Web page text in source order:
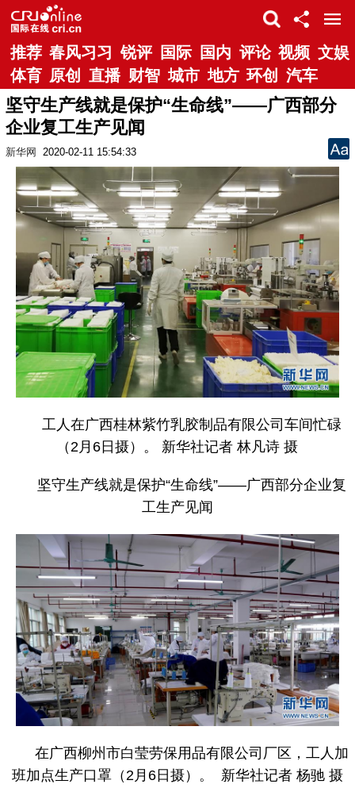
推荐 春风习习 锐评 国际 国内 评论 视频 文娱
体育 原创 直播 财智 城市 地方 环创 汽车
坚守生产线就是保护“生命线”——广西部分
企业复工生产见闻
新华网 2020-02-11 15:54:33
工人在广西桂林紫竹乳胶制品有限公司车间忙碌
（2月6日摄）。 新华社记者 林凡诗 摄
坚守生产线就是保护“生命线”——广西部分企业复
工生产见闻
在广西柳州市白莹劳保用品有限公司厂区，工人加
班加点生产口罩（2月6日摄）。 新华社记者 杨驰 摄